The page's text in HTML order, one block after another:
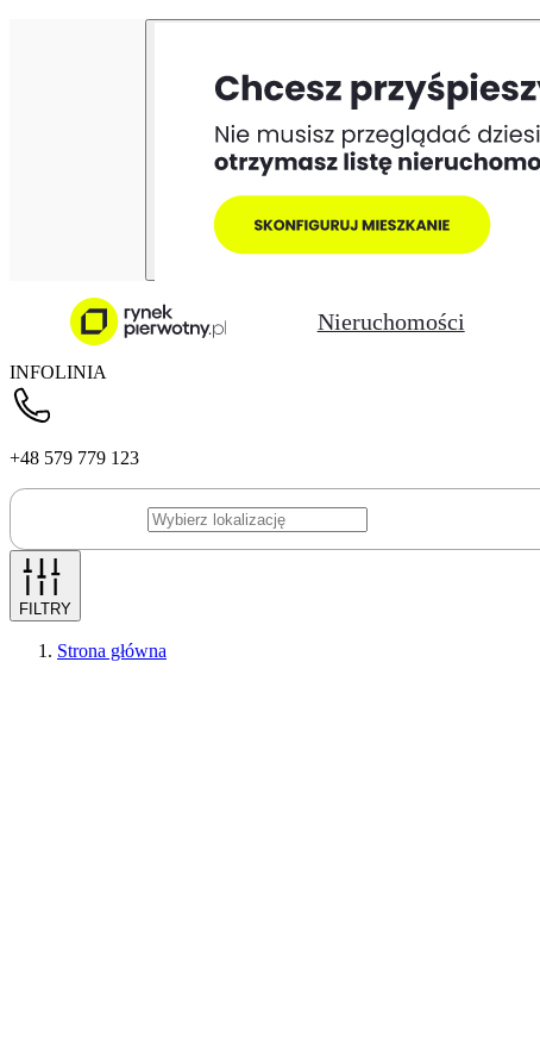
Nieruchomości
INFOLINIA
+48 579 779 123
FILTRY
Strona główna